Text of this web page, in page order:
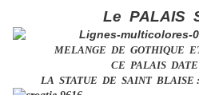
Le PALAIS
MELANGE DE GOTHIQUE
CE PALAIS
LA STATUE DE SAINT BLAISE